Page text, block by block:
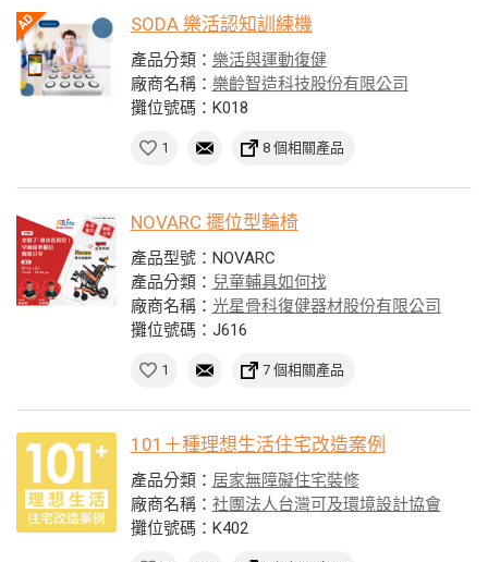
SODA 樂活認知訓練機
產品分類： 樂活與運動復健
廠商名稱： 樂齡智造科技股份有限公司
攤位號碼：K018
1 8 個相關產品
NOVARC 擺位型輪椅
產品型號：NOVARC
產品分類： 兒童輔具如何找
廠商名稱： 光星骨科復健器材股份有限公司
攤位號碼：J616
1 7 個相關產品
101＋種理想生活住宅改造案例
產品分類： 居家無障礙住宅裝修
廠商名稱： 社團法人台灣可及環境設計協會
攤位號碼：K402